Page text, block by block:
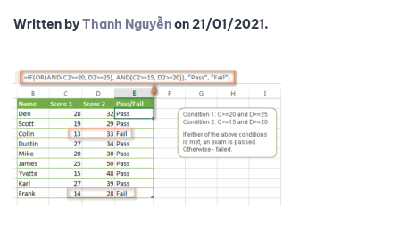
Written byThanh Nguyễnon21/01/2021.